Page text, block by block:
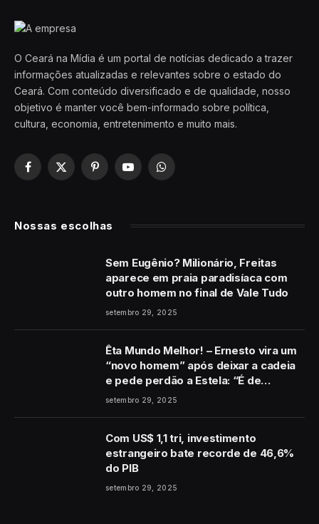
O Ceará na Mídia é um portal de notícias dedicado a trazer
informações atualizadas e relevantes sobre o estado do
Ceará. Com conteúdo diversificado e de qualidade, nosso
objetivo é manter você bem-informado sobre política,
cultura, economia, entretenimento e muito mais.
Facebook
X
PinterestYouTubeWhatsApp
Nossas escolhas
Sem Eugênio? Milionário, Freitas
aparece em praia paradisíaca com
outro homem no final de Vale Tudo
setembro 29, 2025
Êta Mundo Melhor! – Ernesto vira um
“novo homem” após deixar a cadeia
e pede perdão a Estela: “É de
coração”
setembro 29, 2025
Com US$ 1,1 tri, investimento
estrangeiro bate recorde de 46,6%
do PIB
setembro 29, 2025